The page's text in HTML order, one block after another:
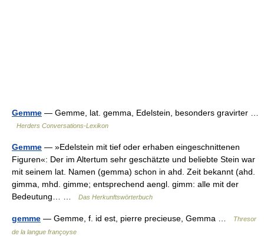
Gemme — Gemme, lat. gemma, Edelstein, besonders gravirter …
Herders Conversations-Lexikon
Gemme — »Edelstein mit tief oder erhaben eingeschnittenen
Figuren«: Der im Altertum sehr geschätzte und beliebte Stein war
mit seinem lat. Namen (gemma) schon in ahd. Zeit bekannt (ahd.
gimma, mhd. gimme; entsprechend aengl. gimm: alle mit der
Bedeutung… …
Das Herkunftswörterbuch
gemme — Gemme, f. id est, pierre precieuse, Gemma …
Thresor
de la langue françoyse